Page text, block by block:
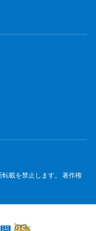
載を禁止します。 著作権